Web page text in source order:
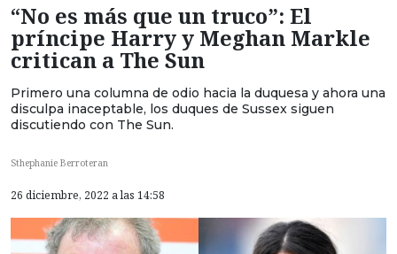
“No es más que un truco”: El
príncipe Harry y Meghan Markle
critican a The Sun
Primero una columna de odio hacia la duquesa y ahora una
disculpa inaceptable, los duques de Sussex siguen
discutiendo con The Sun.
Sthephanie Berroteran
26 diciembre, 2022 a las 14:58